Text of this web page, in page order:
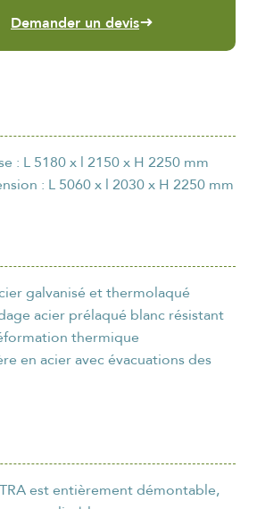
Demander un devis
: L 5180 x l 2150 x H 2250 mm
: L 5060 x l 2030 x H 2250 mm
galvanisé et thermolaqué
acier prélaqué blanc résistant
thermique
en acier avec évacuations des
est entièrement démontable,